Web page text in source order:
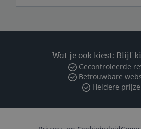
Wat je ook kiest: Blijf
Gecontroleerde
Betrouwbare
Heldere